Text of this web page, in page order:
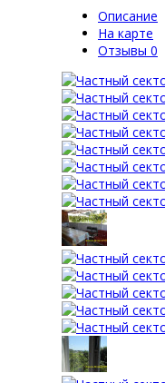
Описание
На карте
Отзывы 0